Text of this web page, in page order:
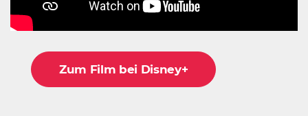
Zum Film bei Disney+